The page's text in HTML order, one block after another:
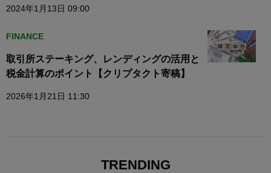
2024年1月13日 09:00
FINANCE
取引所ステーキング、レンディングの活用と
税金計算のポイント【クリプタクト寄稿】
2026年1月21日 11:30
TRENDING